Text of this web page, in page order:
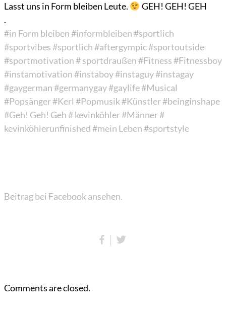
Lasst uns in Form bleiben Leute.
GEH! GEH! GEH
.
#in Form bleiben#informbleiben#sportlich
#sportvibes#sportlich#aftergympic#sportoutside
#sportmotivation# sportdraußen#Fitness#Fitnessboy
#instamotivation#instaboy#instaguy#instagay
#gaygerman#germanygay#gaylife#Musical
#Popsänger#Kerl #Popmusik#Künstler#beinginshape
#Geh! Geh! Geh# kevinköhler#Männer#
kevinköhlerunfinished#mein Leben#sportstyle
Beitrag bei Facebook ansehen.
Comments are closed.